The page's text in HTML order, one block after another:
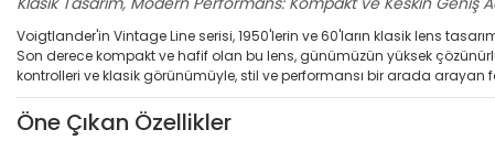
Voigtlander'in Vintage Line serisi, 1950'lerin ve 60'ların klasik lens
Son derece kompakt ve hafif olan bu lens, günümüzün yüksek
kontrolleri ve klasik görünümüyle, stil ve performansı bir arada arayan
Öne Çıkan Özellikler